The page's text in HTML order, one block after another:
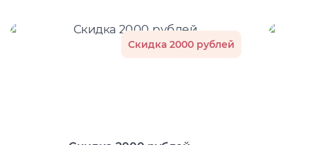
Скидка 2000 рублей